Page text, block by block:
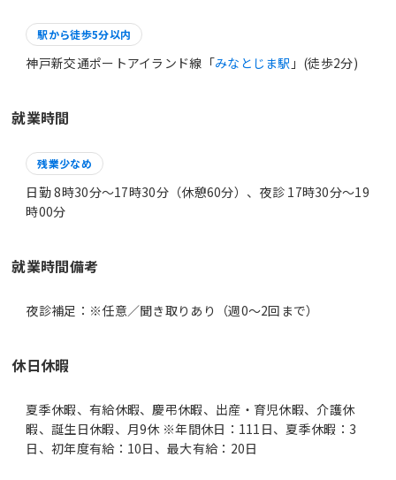
駅から徒歩5分以内
神戸新交通ポートアイランド線「みなとじま駅 」(徒歩2分)
就業時間
残業少なめ
日勤 8時30分〜17時30分（休憩60分）、夜診 17時30分〜19
時00分
就業時間備考
休日休暇
夏季休暇、有給休暇、慶弔休暇、出産・育児休暇、介護休
暇、誕生日休暇、月9休 ※年間休日：111日、夏季休暇：3
日、初年度有給：10日、最大有給：20日